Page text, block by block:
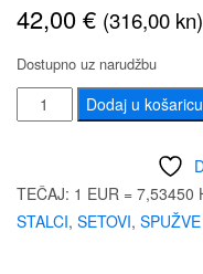
42,00€ (316,00 kn)
Dostupno uz narudžbu
SONITUS
Mic
KICKER
količina
Dodaj u košaricu
TEČAJ: 1 EUR = 7,53450
STALCI, SETOVI,